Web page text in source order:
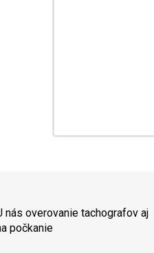
nás overovanie tachografov aj
počkanie